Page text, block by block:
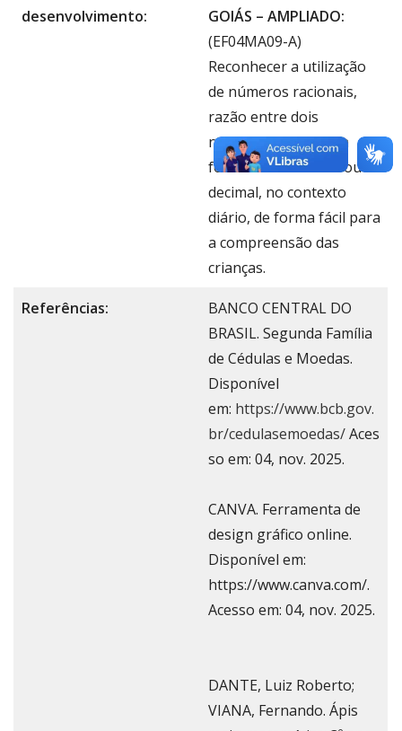
desenvolvimento:
GOIÁS – AMPLIADO:
(EF04MA09-A)
Reconhecer a utilização
de números racionais,
razão entre dois
números inteiros, na
forma fracionária e/ou
decimal, no contexto
diário, de forma fácil para
a compreensão das
crianças.
Referências:
BANCO CENTRAL DO
BRASIL. Segunda Família
de Cédulas e Moedas.
Disponível
em: https://www.bcb.gov.
br/cedulasemoedas/Aces
so em: 04, nov. 2025.
CANVA. Ferramenta de
design gráfico online.
Disponível em:
https://www.canva.com/.
Acesso em: 04, nov. 2025.
DANTE, Luiz Roberto;
VIANA, Fernando. Ápis